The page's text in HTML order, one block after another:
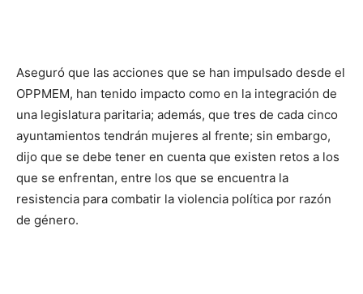
Aseguró que las acciones que se han impulsado desde el
OPPMEM, han tenido impacto como en la integración de
una legislatura paritaria; además, que tres de cada cinco
ayuntamientos tendrán mujeres al frente; sin embargo,
dijo que se debe tener en cuenta que existen retos a los
que se enfrentan, entre los que se encuentra la
resistencia para combatir la violencia política por razón
de género.